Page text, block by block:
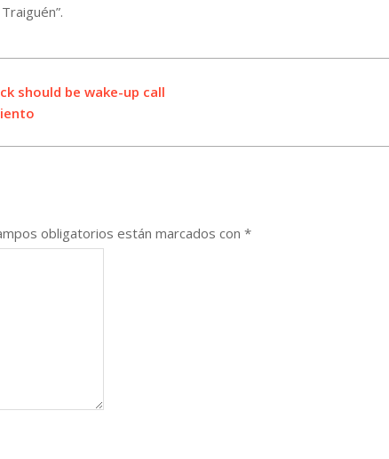
should be wake-up call
obligatorios están marcados con *